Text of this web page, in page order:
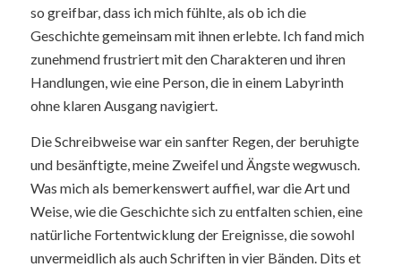
so greifbar, dass ich mich fühlte, als ob ich die
Geschichte gemeinsam mit ihnen erlebte. Ich fand mich
zunehmend frustriert mit den Charakteren und ihren
Handlungen, wie eine Person, die in einem Labyrinth
ohne klaren Ausgang navigiert.
Die Schreibweise war ein sanfter Regen, der beruhigte
und besänftigte, meine Zweifel und Ängste wegwusch.
Was mich als bemerkenswert auffiel, war die Art und
Weise, wie die Geschichte sich zu entfalten schien, eine
natürliche Fortentwicklung der Ereignisse, die sowohl
unvermeidlich als auch Schriften in vier Bänden. Dits et